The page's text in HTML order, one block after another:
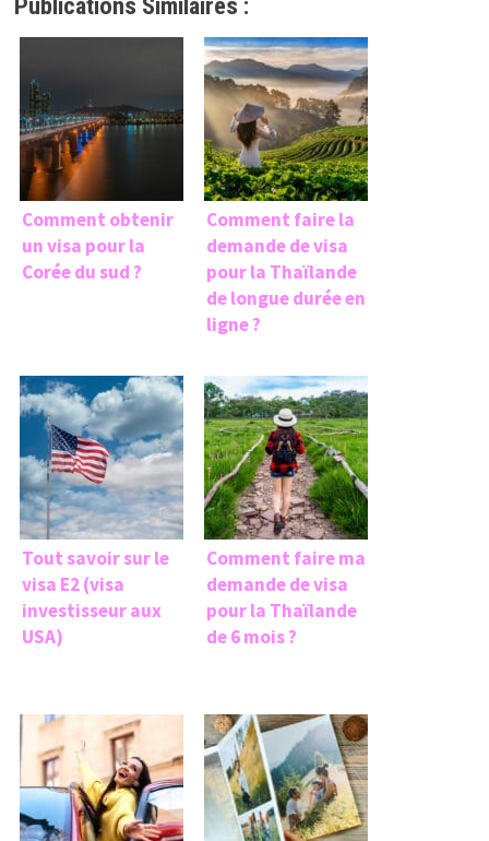
Comment obtenir
un visa pour la
Corée du sud ?
Comment faire la
demande de visa
pour la Thaïlande
de longue durée en
ligne ?
Tout savoir sur le
visa E2 (visa
investisseur aux
USA)
Comment faire ma
demande de visa
pour la Thaïlande
de 6 mois ?